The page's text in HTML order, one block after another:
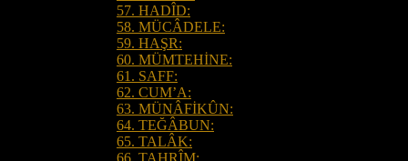
57. HADÎD:
58. MÜCÂDELE:
59. HAŞR:
60. MÜMTEHİNE:
61. SAFF:
62. CUM’A:
63. MÜNÂFİKÛN:
64. TEĞÂBUN:
65. TALÂK:
66. TAHRÎM: